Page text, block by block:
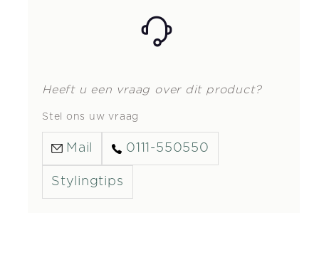
Heeft u een vraag over dit product?
Stel ons uw vraag
Mail 0111-550550
Stylingtips